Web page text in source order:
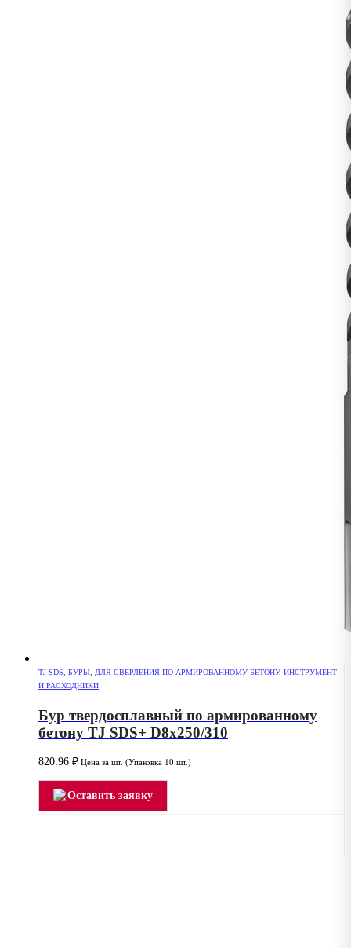
TJ SDS БУРЫ ДЛЯ СВЕРЛЕНИЯ ПО АРМИРОВАННОМУ БЕТОНУ, ИНСТРУМЕНТ
И РАСХОДНИКИ
Бур твердосплавный по армированному
бетону TJ SDS+ D8x250/310
820.96 ₽ Цена за шт. (Упаковка 10 шт.)
Оставить заявку